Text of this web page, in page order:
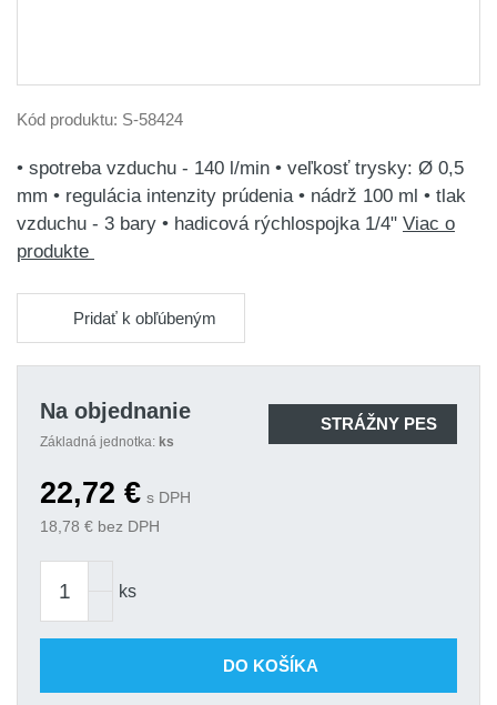
Kód produktu: S-58424
• spotreba vzduchu - 140 l/min • veľkosť trysky: Ø 0,5
mm • regulácia intenzity prúdenia • nádrž 100 ml • tlak
vzduchu - 3 bary • hadicová rýchlospojka 1/4" Viac o
produkte
Pridať k obľúbeným
Na objednanie
Základná jednotka: ks
STRÁŽNY PES
22,72 € s DPH
18,78 € bez DPH
ks
DO KOŠÍKA